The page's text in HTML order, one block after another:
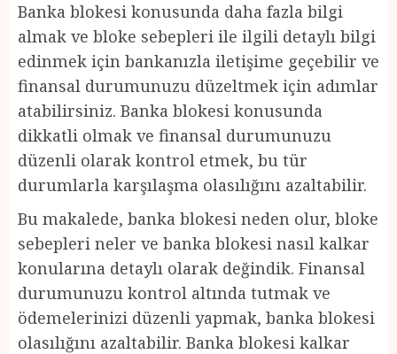
Banka blokesi konusunda daha fazla bilgi
almak ve bloke sebepleri ile ilgili detaylı bilgi
edinmek için bankanızla iletişime geçebilir ve
finansal durumunuzu düzeltmek için adımlar
atabilirsiniz. Banka blokesi konusunda
dikkatli olmak ve finansal durumunuzu
düzenli olarak kontrol etmek, bu tür
durumlarla karşılaşma olasılığını azaltabilir.
Bu makalede, banka blokesi neden olur, bloke
sebepleri neler ve banka blokesi nasıl kalkar
konularına detaylı olarak değindik. Finansal
durumunuzu kontrol altında tutmak ve
ödemelerinizi düzenli yapmak, banka blokesi
olasılığını azaltabilir. Banka blokesi kalkar